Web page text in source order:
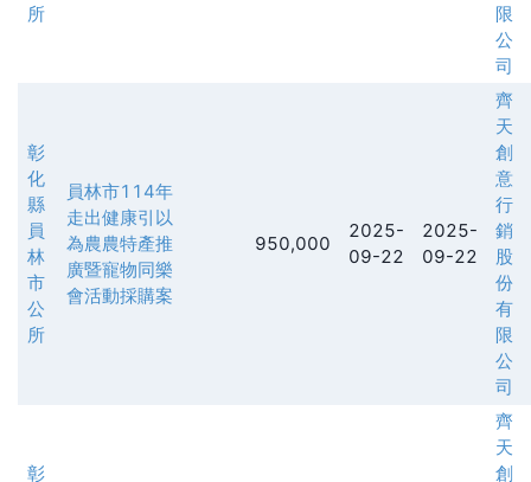
所
限
公
司
彰
化
縣
員
林
市
公
所
員林市114年
走出健康引以
為農農特產推
廣暨寵物同樂
會活動採購案
950,000
2025-
09-22
2025-
09-22
齊
天
創
意
行
銷
股
份
有
限
公
司
彰
齊
天
創